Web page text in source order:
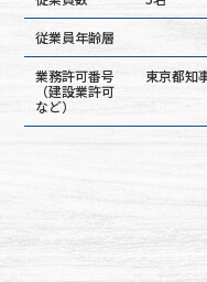
従業員年齢層
業務許可番号
（建設業許可
など）
東京都知